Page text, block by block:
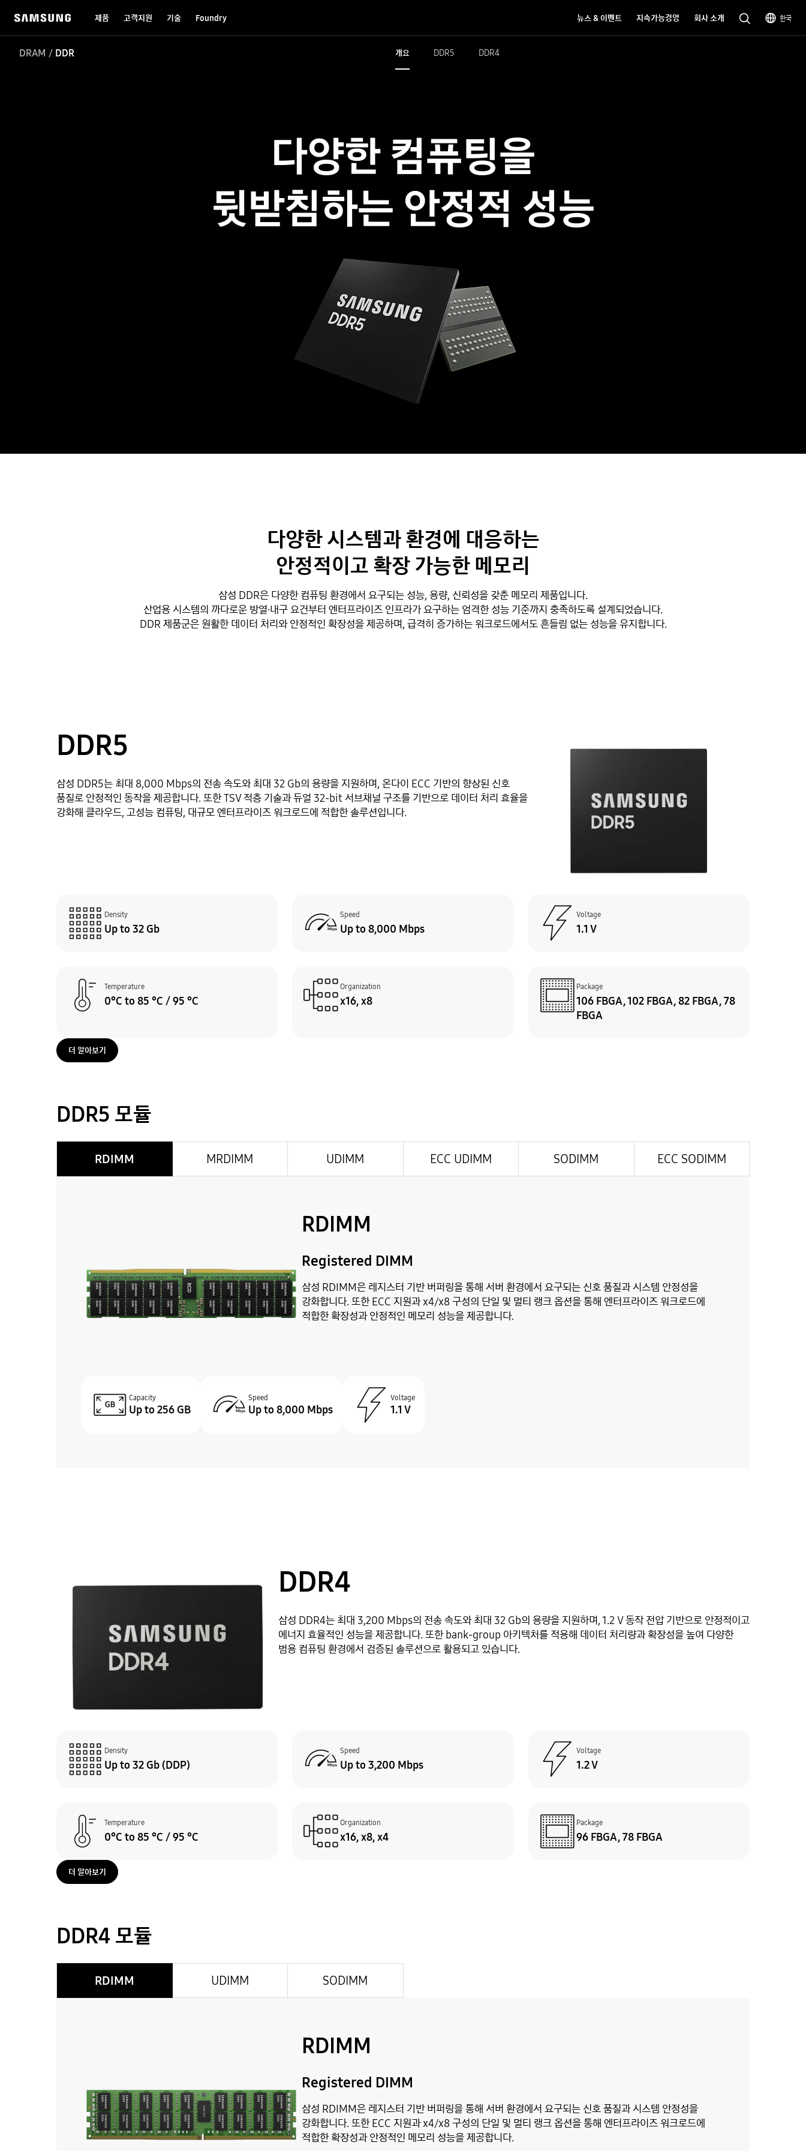
제품 고객지원 기술 Foundry 뉴스 & 이벤트 지속가능경영 회사 소개 한국
DRAM DDR 개요 DDR5 DDR4
다양한 컴퓨팅을
뒷받침하는 안정적 성능
다양한 시스템과 환경에 대응하는
안정적이고 확장 가능한 메모리
삼성 DDR은 다양한 컴퓨팅 환경에서 요구되는 성능, 용량, 신뢰성을 갖춘 메모리 제품입니다.
산업용 시스템의 까다로운 방열·내구 요건부터 엔터프라이즈 인프라가 요구하는 엄격한 성능 기준까지 충족하도록 설계되었습니다.
DDR 제품군은 원활한 데이터 처리와 안정적인 확장성을 제공하며, 급격히 증가하는 워크로드에서도 흔들림 없는 성능을 유지합니다.
DDR5
삼성 DDR5는 최대 8,000 Mbps의 전송 속도와 최대 32 Gb의 용량을 지원하며, 온다이 ECC 기반의 향상된 신호
품질로 안정적인 동작을 제공합니다. 또한 TSV 적층 기술과 듀얼 32-bit 서브채널 구조를 기반으로 데이터 처리 효율을
강화해 클라우드, 고성능 컴퓨팅, 대규모 엔터프라이즈 워크로드에 적합한 솔루션입니다.
Density
Up to 32 Gb
Speed
Up to 8,000 Mbps
Voltage
1.1 V
Temperature
0°C to 85 °C / 95 °C
Organization
x16, x8
Package
106 FBGA, 102 FBGA, 82 FBGA, 78
FBGA
더 알아보기
DDR5 모듈
RDIMM MRDIMM UDIMM ECC UDIMM SODIMM ECC SODIMM
RDIMM
Registered DIMM
삼성 RDIMM은 레지스터 기반 버퍼링을 통해 서버 환경에서 요구되는 신호 품질과 시스템 안정성을
강화합니다. 또한 ECC 지원과 x4/x8 구성의 단일 및 멀티 랭크 옵션을 통해 엔터프라이즈 워크로드에
적합한 확장성과 안정적인 메모리 성능을 제공합니다.
Capacity
Up to 256 GB
Speed
Up to 8,000 Mbps
Voltage
1.1 V
DDR4
삼성 DDR4는 최대 3,200 Mbps의 전송 속도와 최대 32 Gb의 용량을 지원하며, 1.2 V 동작 전압 기반으로 안정적이고
에너지 효율적인 성능을 제공합니다. 또한 bank-group 아키텍처를 적용해 데이터 처리량과 확장성을 높여 다양한
범용 컴퓨팅 환경에서 검증된 솔루션으로 활용되고 있습니다.
Density
Up to 32 Gb (DDP)
Speed
Up to 3,200 Mbps
Voltage
1.2 V
Temperature
0°C to 85 °C / 95 °C
Organization
x16, x8, x4
Package
96 FBGA, 78 FBGA
더 알아보기
DDR4 모듈
RDIMM UDIMM SODIMM
RDIMM
Registered DIMM
삼성 RDIMM은 레지스터 기반 버퍼링을 통해 서버 환경에서 요구되는 신호 품질과 시스템 안정성을
강화합니다. 또한 ECC 지원과 x4/x8 구성의 단일 및 멀티 랭크 옵션을 통해 엔터프라이즈 워크로드에
적합한 확장성과 안정적인 메모리 성능을 제공합니다.